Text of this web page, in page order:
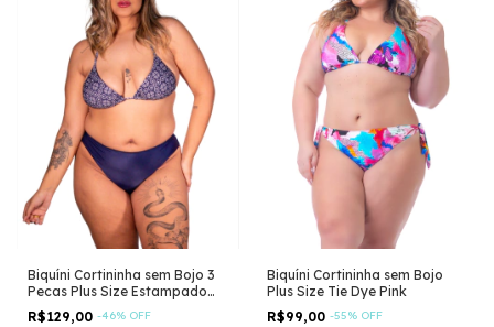
Biquíni Cortininha sem Bojo 3
Pecas Plus Size Estampado
Azul
R$129,00 -46% OFF
Biquíni Cortininha sem Bojo
Plus Size Tie Dye Pink
R$99,00 -55% OFF